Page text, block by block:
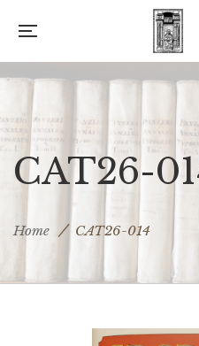
CAT26-
Home CAT26-014